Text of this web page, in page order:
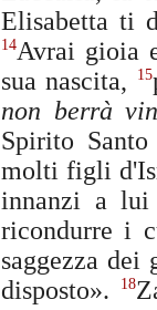
Elisabetta ti
14Avrai gioia
sua nascita,
15
non berrà
Spirito
molti figli
innanzi a
ricondurre i
saggezza dei
disposto».
18